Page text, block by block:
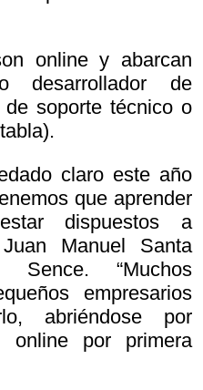
online y abarcan
desarrollador de
soporte técnico o
claro este año
que aprender
dispuestos a
Manuel Santa
“Muchos
empresarios
abriéndose por
online por primera